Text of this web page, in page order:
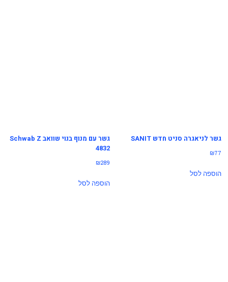
גשר לניאגרה סניט חדש SANIT
₪77
הוספה לסל
גשר עם מנוף בנוי שוואב Schwab Z
4832
₪289
הוספה לסל